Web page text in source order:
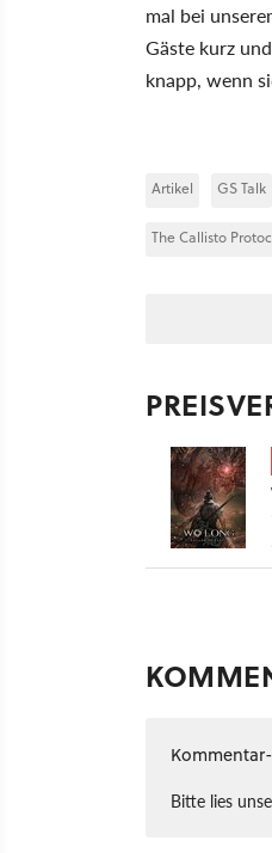
mal bei
Gäste kurz
knapp, wenn
Artikel GS Talk
The Callisto
Bitte lies